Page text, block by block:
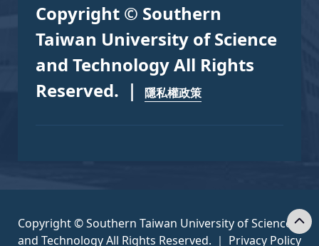
Copyright © Southern
Taiwan University of Science
and Technology All Rights
Reserved. ｜
隱私權政策
Copyright © Southern Taiwan University of Science
and Technology All Rights Reserved. ｜ Privacy Policy